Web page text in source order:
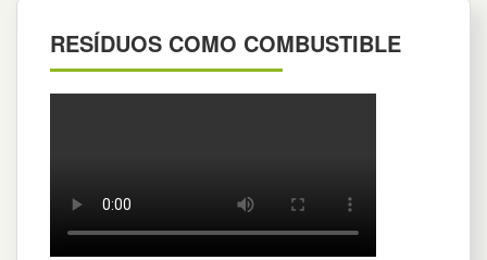
RESÍDUOS COMO COMBUSTIBLE